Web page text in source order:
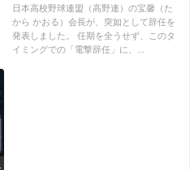
健康問題か？徹底検証
日本高校野球連盟（高野連）の宝馨（た
から かおる）会長が、突如として辞任を
発表しました。 任期を全うせず、このタ
イミングでの「電撃辞任」に、...